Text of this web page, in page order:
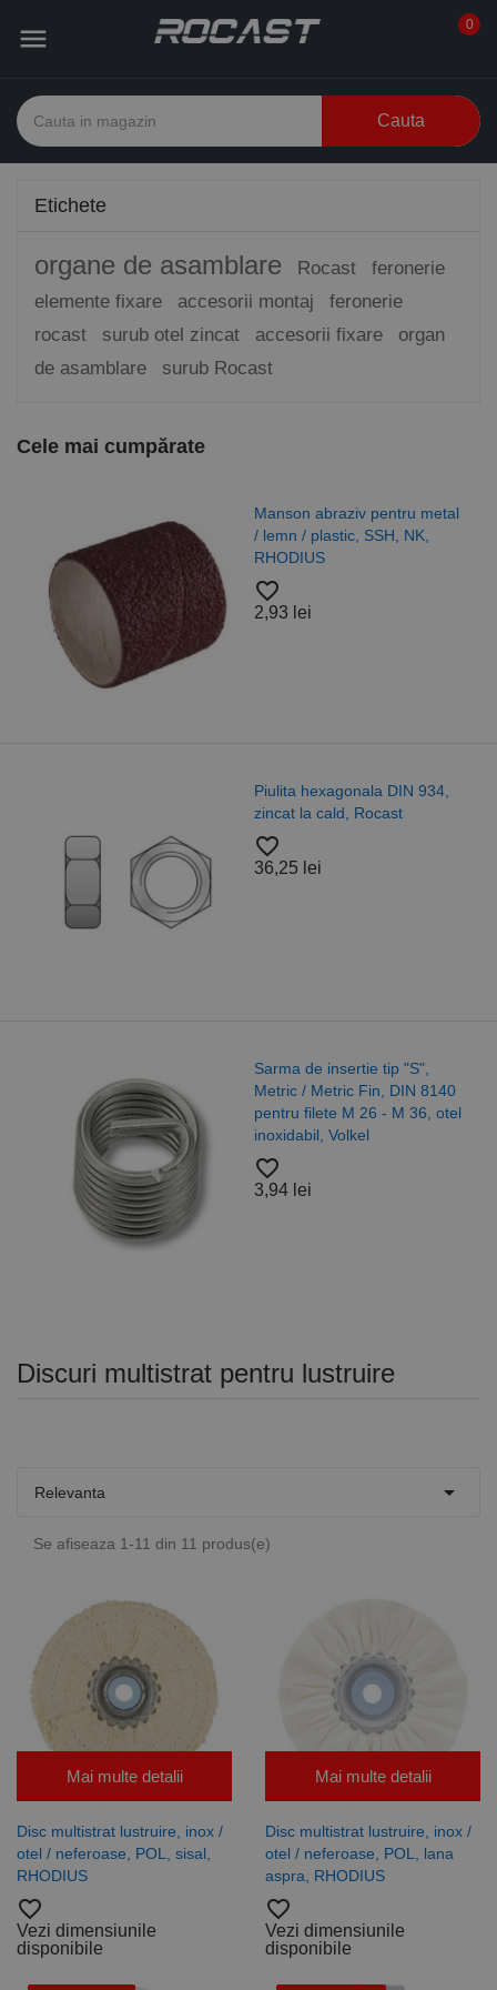
 0
Cauta
Etichete
organe de asamblare Rocast
feronerie
elemente fixare
accesorii montaj
feronerie
rocast
surub otel zincat accesorii fixare
organ
de asamblare
surub Rocast
Cele mai cumpărate
Manson abraziv pentru metal
/ lemn / plastic, SSH, NK,
RHODIUS
favorite_border
2,93 lei
Piulita hexagonala DIN 934,
zincat la cald, Rocast
favorite_border
36,25 lei
Sarma de insertie tip "S",
Metric / Metric Fin, DIN 8140
pentru filete M 26 - M 36, otel
inoxidabil, Volkel
favorite_border
3,94 lei
Discuri multistrat pentru lustruire
Relevanta 
Se afiseaza 1-11 din 11 produs(e)
Mai multe detalii
Disc multistrat lustruire, inox /
otel / neferoase, POL, sisal,
RHODIUS
favorite_border
Vezi dimensiunile
disponibile
Mai multe detalii
Disc multistrat lustruire, inox /
otel / neferoase, POL, lana
aspra, RHODIUS
favorite_border
Vezi dimensiunile
disponibile